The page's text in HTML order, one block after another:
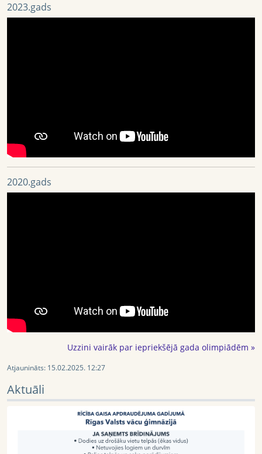
2023.gads
2020.gads
Uzzini vairāk par iepriekšējā gada olimpiādēm »
Atjaunināts: 15.02.2025. 12:27
Aktuāli